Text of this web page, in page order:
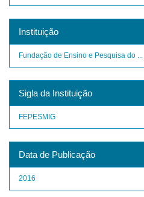
Instituição
Fundação de Ensino e Pesquisa do ...
Sigla da Instituição
FEPESMIG
Data de Publicação
2016